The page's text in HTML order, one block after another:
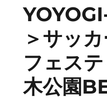
＞サッ
フェス
木公園